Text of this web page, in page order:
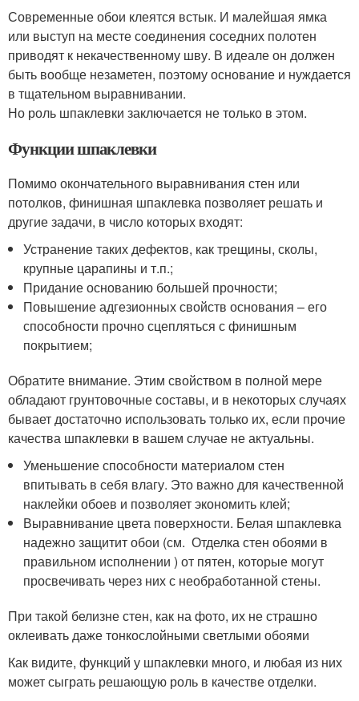
Современные обои клеятся встык. И малейшая ямка
или выступ на месте соединения соседних полотен
приводят к некачественному шву. В идеале он должен
быть вообще незаметен, поэтому основание и нуждается
в тщательном выравнивании.
Но роль шпаклевки заключается не только в этом.
Функции шпаклевки
Помимо окончательного выравнивания стен или
потолков, финишная шпаклевка позволяет решать и
другие задачи, в число которых входят:
Устранение таких дефектов, как трещины, сколы,
крупные царапины и т.п.;
Придание основанию большей прочности;
Повышение адгезионных свойств основания – его
способности прочно сцепляться с финишным
покрытием;
Обратите внимание. Этим свойством в полной мере
обладают грунтовочные составы, и в некоторых случаях
бывает достаточно использовать только их, если прочие
качества шпаклевки в вашем случае не актуальны.
Уменьшение способности материалом стен
впитывать в себя влагу. Это важно для качественной
наклейки обоев и позволяет экономить клей;
Выравнивание цвета поверхности. Белая шпаклевка
надежно защитит обои (см. Отделка стен обоями в
правильном исполнении ) от пятен, которые могут
просвечивать через них с необработанной стены.
При такой белизне стен, как на фото, их не страшно
оклеивать даже тонкослойными светлыми обоями
Как видите, функций у шпаклевки много, и любая из них
может сыграть решающую роль в качестве отделки.